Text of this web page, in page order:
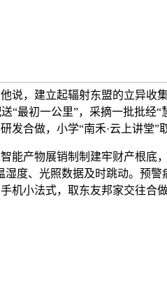
说，建立起辐射东盟的立异收
最初一公里”，采摘一批批经“
合做，小学“南禾·云上讲堂”
产物展销制制建牢财产根底
度、光照数据及时跳动。预
机小法式，取东友邦家交往合